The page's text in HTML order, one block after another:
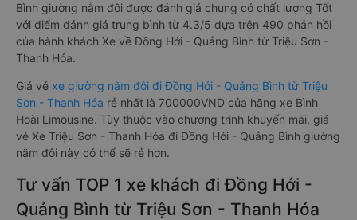
Bình giường nằm đôi được đánh giá chung có chất lượng Tốt
với điểm đánh giá trung bình từ 4.3/5 dựa trên 490 phản hồi
của hành khách Xe về Đồng Hới - Quảng Bình từ Triệu Sơn -
Thanh Hóa.
Giá vé xe giường nằm đôi đi Đồng Hới - Quảng Bình từ Triệu
Sơn - Thanh Hóa rẻ nhất là 700000VND của hãng xe Bình
Hoài Limousine. Tùy thuộc vào chương trình khuyến mãi, giá
vé Xe Triệu Sơn - Thanh Hóa đi Đồng Hới - Quảng Bình giường
nằm đôi này có thể sẽ rẻ hơn.
Tư vấn TOP 1 xe khách đi Đồng Hới -
Quảng Bình từ Triệu Sơn - Thanh Hóa